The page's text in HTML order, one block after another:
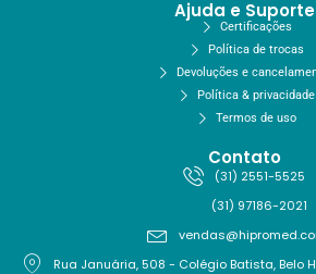
Ajuda e Suporte
Certificações
Política de trocas
Devoluções e
Política & privacidade
Termos de uso
Contato
(31) 2551-5525
(31) 97186-2021
Rua Januária, 508 - Colégio Batista, Belo